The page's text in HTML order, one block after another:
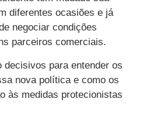
diferentes ocasiões e já
negociar condições
parceiros comerciais.
para entender os
nova política e como os
às medidas protecionistas